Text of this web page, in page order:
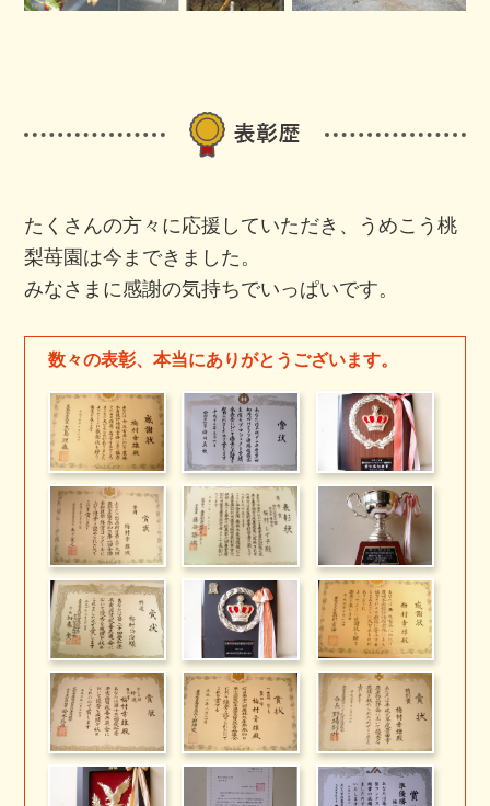
たくさんの方々に応援していただき、うめこう桃
梨苺園は今まできました。
みなさまに感謝の気持ちでいっぱいです。
数々の表彰、本当にありがとうございます。